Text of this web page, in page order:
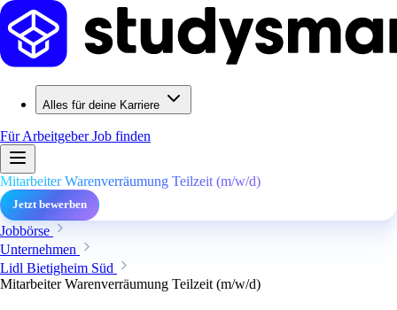
Alles für deine Karriere
Für ArbeitgeberJob finden
Mitarbeiter Warenverräumung Teilzeit (m/w/d)
Jetzt bewerben
Jobbörse
Unternehmen
Lidl Bietigheim Süd
Mitarbeiter Warenverräumung Teilzeit (m/w/d)